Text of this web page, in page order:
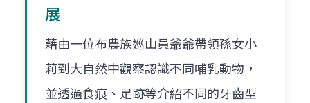
展
藉由一位布農族巡山員爺爺帶領孫女小
莉到大自然中觀察認識不同哺乳動物，
並透過食痕、足跡等介紹不同的牙齒型